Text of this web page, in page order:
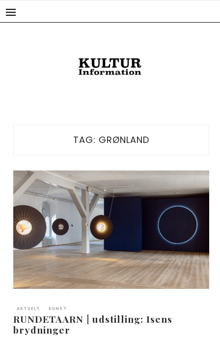
TAG: GRØNLAND
AKTUELT KUNST
RUNDETAARN | udstilling: Isens
brydninger